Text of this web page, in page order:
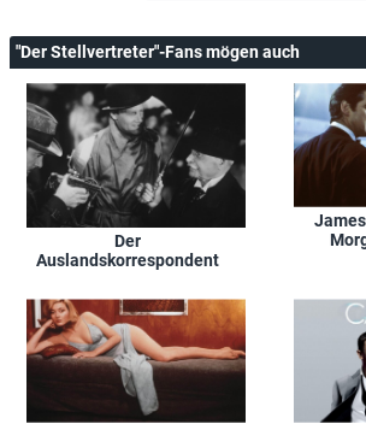
"Der Stellvertreter"-Fans mögen auch
Der
Auslandskorrespondent